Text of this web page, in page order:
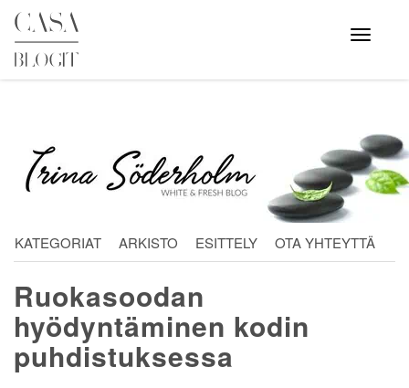
Skip
content
Avaa
valikko
KATEGORIAT ARKISTO ESITTELY OTA YHTEYTTÄ
Ruokasoodan
hyödyntäminen kodin
puhdistuksessa